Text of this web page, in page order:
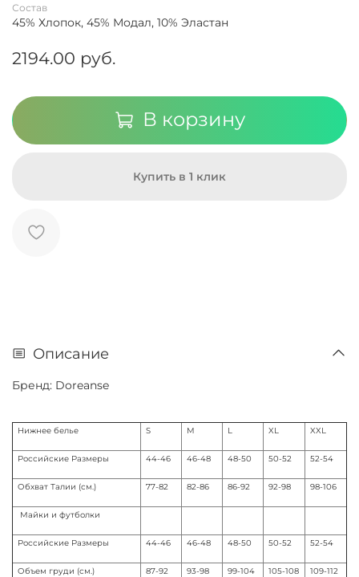
Состав
45% Хлопок, 45% Модал, 10% Эластан
2194.00 руб.
В корзину
Купить в 1 клик
Описание
Бренд: Doreanse
Нижнее белье S M L XL XXL
Российские Размеры 44-46 46-48 48-50 50-52 52-54
Обхват Талии (см.) 77-82 82-86 86-92 92-98 98-106
Майки и футболки
Российские Размеры 44-46 46-48 48-50 50-52 52-54
Объем груди (см.) 87-92 93-98 99-104 105-108 109-112